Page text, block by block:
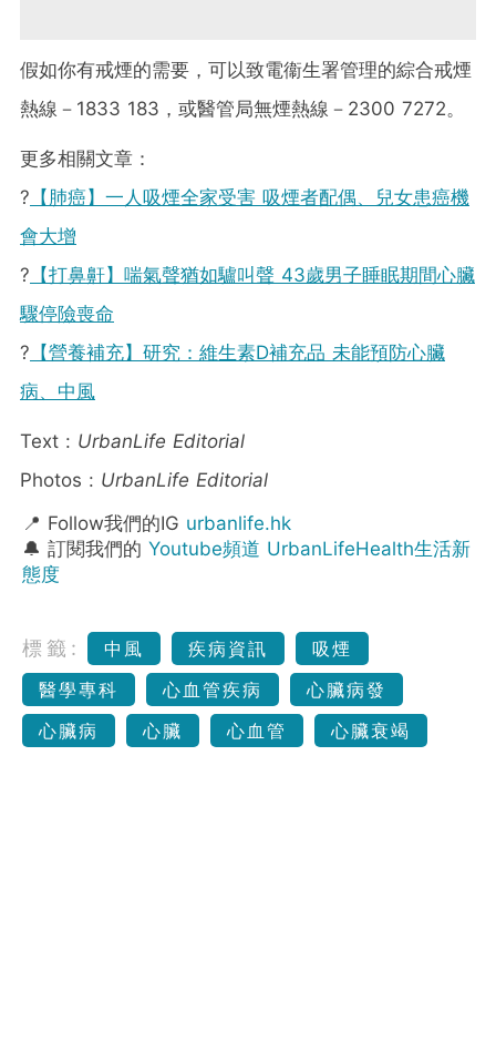
假如你有戒煙的需要，可以致電衞生署管理的綜合戒煙
熱線－1833 183，或醫管局無煙熱線－2300 7272。
更多相關文章：
? 【肺癌】一人吸煙全家受害 吸煙者配偶、兒女患癌機
會大增
? 【打鼻鼾】喘氣聲猶如驢叫聲 43歲男子睡眠期間心臟
驟停險喪命
? 【營養補充】研究：維生素D補充品 未能預防心臟
病、中風
Text : UrbanLife Editorial
Photos : UrbanLife Editorial
📍 Follow我們的IG urbanlife.hk
🔔 訂閱我們的 Youtube頻道 UrbanLifeHealth生活新
態度
標籤: 中風 疾病資訊
吸煙
醫學專科
心血管疾病
心臟病發
心臟病
心臟 心血管 心臟衰竭